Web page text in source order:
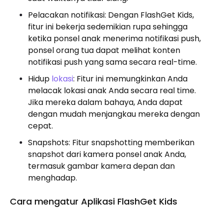
Pelacakan notifikasi: Dengan FlashGet Kids,
fitur ini bekerja sedemikian rupa sehingga
ketika ponsel anak menerima notifikasi push,
ponsel orang tua dapat melihat konten
notifikasi push yang sama secara real-time.
Hidup lokasi: Fitur ini memungkinkan Anda
melacak lokasi anak Anda secara real time.
Jika mereka dalam bahaya, Anda dapat
dengan mudah menjangkau mereka dengan
cepat.
Snapshots: Fitur snapshotting memberikan
snapshot dari kamera ponsel anak Anda,
termasuk gambar kamera depan dan
menghadap.
Cara mengatur Aplikasi FlashGet Kids